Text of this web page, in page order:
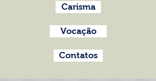
Carisma
Vocação
Contatos